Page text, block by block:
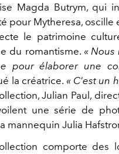
Magda Butrym, qui
pour Mytheresa,
le patrimoine
du romantisme. «
pour élaborer une
la créatrice. « C'est un
Julian Paul,
une série de
mannequin Julia
comporte des